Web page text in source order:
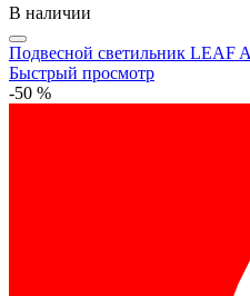
В наличии
Подвесной светильник LEAF
Быстрый просмотр
-50 %